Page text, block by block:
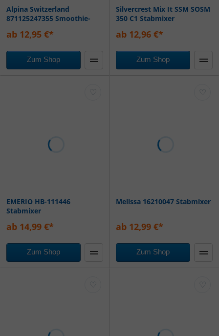
Alpina Switzerland
871125247355 Smoothie-
ab 12,95 €*
Zum Shop
Silvercrest Mix It SSM SOSM
350 C1 Stabmixer
ab 12,96 €*
Zum Shop
♡
EMERIO HB-111446
Stabmixer
ab 14,99 €*
Zum Shop
♡
Melissa 16210047 Stabmixer
ab 12,99 €*
Zum Shop
♡ ♡